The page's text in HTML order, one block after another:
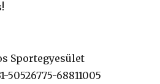
Sportegyesület
50526775-68811005